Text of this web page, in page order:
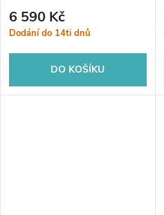
6 590 Kč
Dodání do 14ti dnů
DO KOŠÍKU